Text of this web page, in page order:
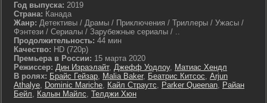
Год выпуска: 2019
Страна: Канада
Жанр: Детективы / Драмы / Приключения / Триллеры / Ужасы /
Фэнтези / Сериалы / Зарубежные сериалы / ..
Продолжительность: 44 мин
Качество: HD (720p)
Премьера в России: 15 марта 2020
Режиссер: Дин Израэлайт, Джефф Уодлоу, Матиас Хендл
В ролях: Брайс Гейзар, Malia Baker, Беатрис Китсос, Arjun
Athalye, Dominic Mariche, Кайл Страутс, Parker Queenan, Райан
Бейл, Калын Майлс, Телджи Хюн